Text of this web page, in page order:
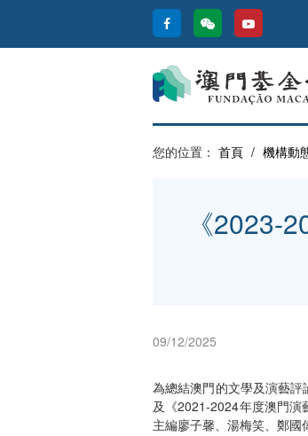
您的位置： 首頁 / 機構動
《2023-
09/12/2025
為總結澳門的文學及演藝
及《2021-2024年度澳門演
主編廖子馨、湯梅笑、鄭國